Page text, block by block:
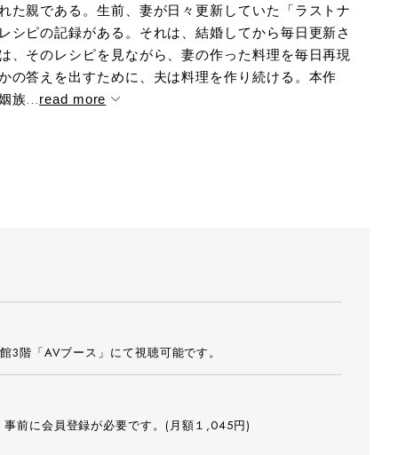
村洋一 撮影：木村洋
親である。生前、妻が日々更新していた「ラストナ
ピの記録がある。それは、結婚してから毎日更新さ
、そのレシピを見ながら、妻の作った料理を毎日再現
の答えを出すために、夫は料理を作り続ける。本作
族...read more
3階「AVブース」にて視聴可能です。
前に会員登録が必要です。(月額１,045円)